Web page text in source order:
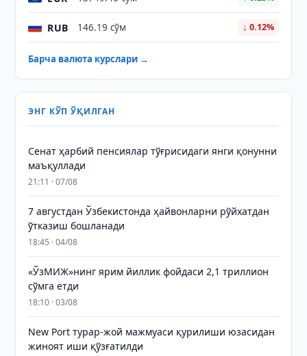
RUB 146.19 сўм ↓ 0.12%
Барча валюта курслари →
ЭНГ КЎП ЎҚИЛГАН
Сенат ҳарбий пенсиялар тўғрисидаги янги қонунни
маъқуллади
21:11 · 07/08
7 августдан Ўзбекистонда ҳайвонларни рўйхатдан
ўтказиш бошланади
18:45 · 04/08
«ЎзМИЖ»нинг ярим йиллик фойдаси 2,1 триллион
сўмга етди
18:10 · 03/08
New Port турар-жой мажмуаси қурилиши юзасидан
жиноят иши қўзғатилди